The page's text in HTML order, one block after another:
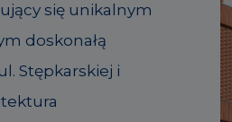
się unikalnym
doskonałą
Stępkarskiej i